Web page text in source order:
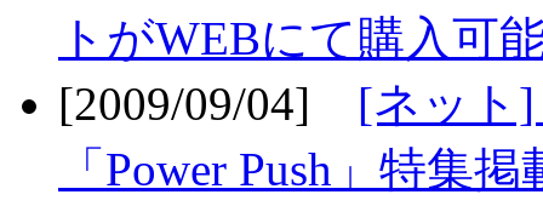
トがWEBにて購入可
[2009/09/04] [ネット]
「Power Push」特集